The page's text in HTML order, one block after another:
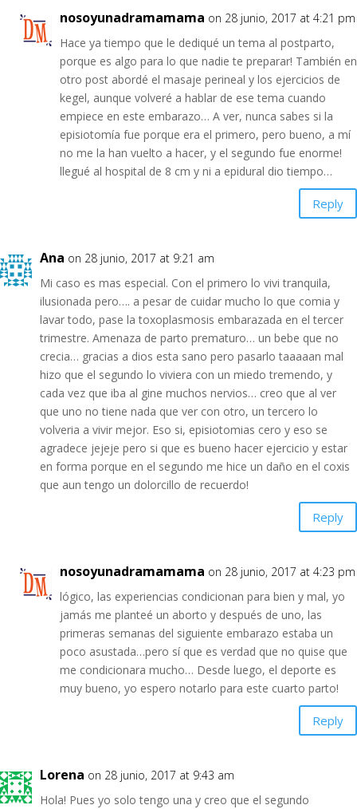
nosoyunadramamama on 28 junio, 2017 at 4:21 pm
Hace ya tiempo que le dediqué un tema al postparto,
porque es algo para lo que nadie te preparar! También en
otro post abordé el masaje perineal y los ejercicios de
kegel, aunque volveré a hablar de ese tema cuando
empiece en este embarazo… A ver, nunca sabes si la
episiotomía fue porque era el primero, pero bueno, a mí
no me la han vuelto a hacer, y el segundo fue enorme!
llegué al hospital de 8 cm y ni a epidural dio tiempo…
Reply
Ana on 28 junio, 2017 at 9:21 am
Mi caso es mas especial. Con el primero lo vivi tranquila,
ilusionada pero…. a pesar de cuidar mucho lo que comia y
lavar todo, pase la toxoplasmosis embarazada en el tercer
trimestre. Amenaza de parto prematuro… un bebe que no
crecia… gracias a dios esta sano pero pasarlo taaaaan mal
hizo que el segundo lo viviera con un miedo tremendo, y
cada vez que iba al gine muchos nervios… creo que al ver
que uno no tiene nada que ver con otro, un tercero lo
volveria a vivir mejor. Eso si, episiotomias cero y eso se
agradece jejeje pero si que es bueno hacer ejercicio y estar
en forma porque en el segundo me hice un daño en el coxis
que aun tengo un dolorcillo de recuerdo!
Reply
nosoyunadramamama on 28 junio, 2017 at 4:23 pm
lógico, las experiencias condicionan para bien y mal, yo
jamás me planteé un aborto y después de uno, las
primeras semanas del siguiente embarazo estaba un
poco asustada…pero sí que es verdad que no quise que
me condicionara mucho… Desde luego, el deporte es
muy bueno, yo espero notarlo para este cuarto parto!
Reply
Lorena on 28 junio, 2017 at 9:43 am
Hola! Pues yo solo tengo una y creo que el segundo